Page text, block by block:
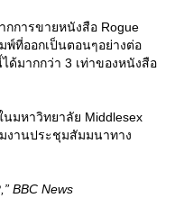
กการขายหนังสือ Rogue
พ์ที่ออกเป็นตอนๆอย่างต่อ
ด้มากกว่า 3 เท่าของหนังสือ
มหาวิทยาลัย Middlesex
งานประชุมสัมมนาทาง
BBC News